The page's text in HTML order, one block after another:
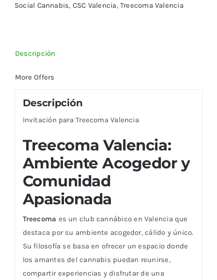
Social Cannabis, CSC Valencia, Treecoma Valencia
Descripción
More Offers
Descripción
Invitación para Treecoma Valencia
Treecoma Valencia:
Ambiente Acogedor y
Comunidad
Apasionada
Treecoma es un club cannábico en Valencia que
destaca por su ambiente acogedor, cálido y único.
Su filosofía se basa en ofrecer un espacio donde
los amantes del cannabis puedan reunirse,
compartir experiencias y disfrutar de una